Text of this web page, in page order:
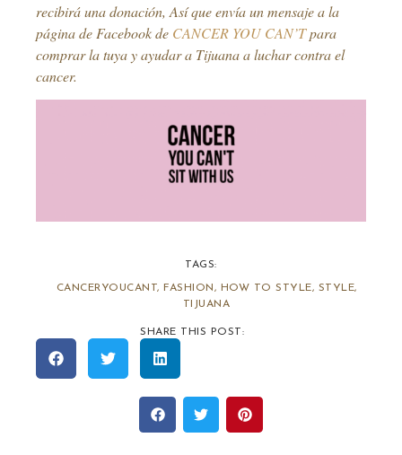
recibirá una donación, Así que envía un mensaje a la
página de Facebook de CANCER YOU CAN’Tpara
comprar la tuya y ayudar a Tijuana a luchar contra el
cancer.
TAGS:
CANCERYOUCANT, FASHION, HOW TO STYLE, STYLE,
TIJUANA
SHARE THIS POST: